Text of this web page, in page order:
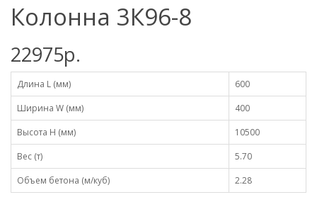
Колонна 3К96-8
22975р.
Длина L (мм)
600
Ширина W (мм)
400
Высота H (мм)
10500
Вес (т)
5.70
Объем бетона (м/куб)
2.28